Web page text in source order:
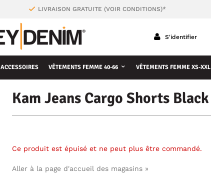
LIVRAISON GRATUITE (VOIR CONDITIONS)*
S'identifier
ACCESSOIRES VÊTEMENTS FEMME 40-66 VÊTEMENTS FEMME XS-XXL
Kam Jeans Cargo Shorts Black
Ce produit est épuisé et ne peut plus être commandé.
Aller à la page d'accueil des magasins »